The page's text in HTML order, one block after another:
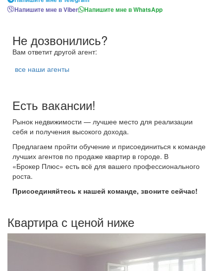
Напишите мне в Viber
Напишите мне в WhatsApp
Не дозвонились?
Вам ответит другой агент:
все наши агенты
Есть вакансии!
Рынок недвижимости — лучшее место для реализации
себя и получения высокого дохода.
Предлагаем пройти обучение и присоединиться к команде
лучших агентов по продаже квартир в городе. В
«Брокер Плюс» есть всё для вашего профессионального
роста.
Присоединяйтесь к нашей команде, звоните сейчас!
Квартира с ценой ниже